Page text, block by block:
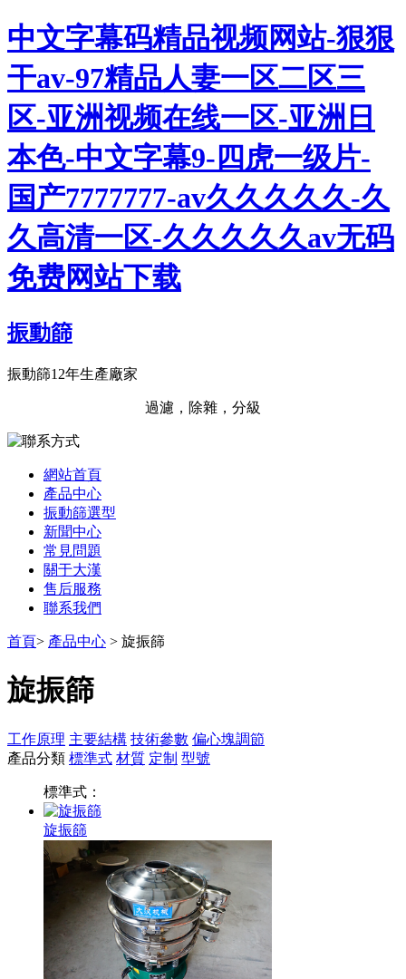
中文字幕码精品视频网站-狠狠
干av-97精品人妻一区二区三
区-亚洲视频在线一区-亚洲日
本色-中文字幕9-四虎一级片-
国产7777777-av久久久久久-久
久高清一区-久久久久久av无码
免费网站下载
振動篩
振動篩12年生產廠家
過濾，除雜，分級
網站首頁
產品中心
振動篩選型
新聞中心
常見問題
關于大漢
售后服務
聯系我們
首頁> 產品中心 > 旋振篩
旋振篩
工作原理 主要結構 技術參數 偏心塊調節
產品分類 標準式 材質 定制 型號
標準式：
旋振篩